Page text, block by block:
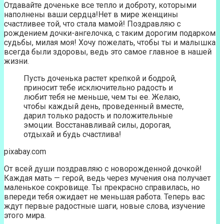
Отдавайте доченьке все тепло и доброту, которыми
наполнены ваши сердца!Нет в мире женщины
счастливее той, что стала мамой! Поздравляю с
рождением дочки-ангелочка, с таким дорогим подарком
судьбы, милая моя! Хочу пожелать, чтобы ты и малышка
всегда были здоровы, ведь это самое главное в нашей
жизни.
Пусть доченька растет крепкой и бодрой,
приносит тебе исключительно радость и
любит тебя не меньше, чем ты ее. Желаю,
чтобы каждый день, проведенный вместе,
дарил только радость и положительные
эмоции. Восстанавливай силы, дорогая,
отдыхай и будь счастлива!
pixabay.com
От всей души поздравляю с новорожденной дочкой!
Каждая мать — герой, ведь через мучения она получает
маленькое сокровище. Ты прекрасно справилась, но
впереди тебя ожидает не меньшая работа. Теперь вас
ждут первые радостные шаги, новые слова, изучение
этого мира.